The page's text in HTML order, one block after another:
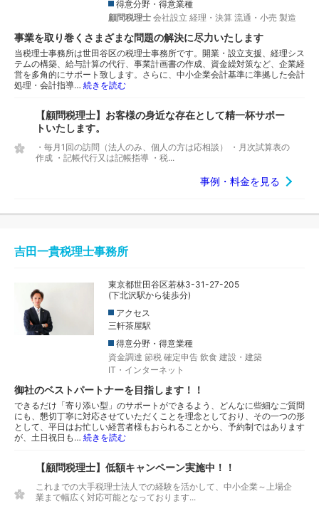
得意分野・得意業種
顧問税理士 会社設立 経理・決算 流通・小売 製造
事業を取り巻くさまざまな問題の解決に尽力いたします
当税理士事務所は世田谷区の税理士事務所です。開業・設立支援、経理シス
テムの構築、給与計算の代行、事業計画書の作成、資金繰対策など、企業経
営を多角的にサポート致します。さらに、中小企業会計基準に準拠した会計
処理・会計指導… 続きを読む
【顧問税理士】お客様の身近な存在として精一杯サポー
トいたします。
・毎月1回の訪問（法人のみ、個人の方は応相談） ・月次試算表の
作成 ・記帳代行又は記帳指導 ・税...
事例・料金を見る
吉田一貴税理士事務所
東京都世田谷区若林3-31-27-205
(下北沢駅から徒歩分)
アクセス
三軒茶屋駅
得意分野・得意業種
資金調達 節税 確定申告 飲食 建設・建築
IT・インターネット
御社のベストパートナーを目指します！！
できるだけ「寄り添い型」のサポートができるよう、どんなに些細なご質問
にも、懇切丁寧に対応させていただくことを理念としており、その一つの形
として、平日はお忙しい経営者様もおられることから、予約制ではあります
が、土日祝日も… 続きを読む
【顧問税理士】低額キャンペーン実施中！！
これまでの大手税理士法人での経験を活かして、中小企業～上場企
業まで幅広く対応可能となっております...